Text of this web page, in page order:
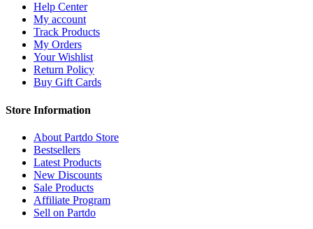
Help Center
My account
Track Products
My Orders
Your Wishlist
Return Policy
Buy Gift Cards
Store Information
About Partdo Store
Bestsellers
Latest Products
New Discounts
Sale Products
Affiliate Program
Sell on Partdo